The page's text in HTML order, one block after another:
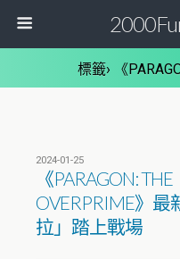
標籤› 《
2024-01-25
《PARAGON: THE
OVERPRIME》最
拉」踏上戰場